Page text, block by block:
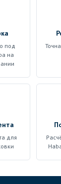
под
на
для